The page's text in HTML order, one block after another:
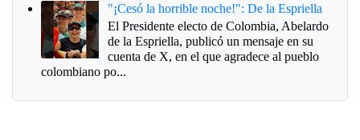
"¡Cesó la horrible noche!": De la Espriella
El Presidente electo de Colombia, Abelardo
de la Espriella, publicó un mensaje en su
cuenta de X, en el que agradece al pueblo
colombiano po...